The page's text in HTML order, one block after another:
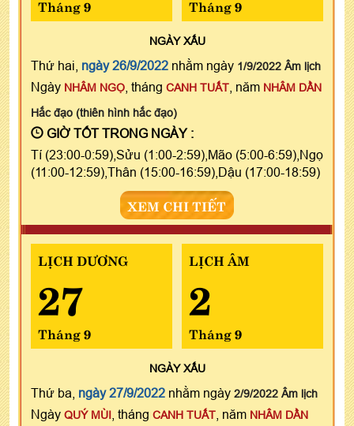
Tháng 9 Tháng 9
NGÀYXẤU
Thứ hai, ngày 26/9/2022 nhằm ngày 1/9/2022 Âm lịch
Ngày NHÂM NGỌ , tháng CANH TUẤT , năm NHÂM DẦN
Hắc đạo (thiên hình hắc đạo)
GIỜ TỐT TRONG NGÀY :
Tí (23:00-0:59),Sửu (1:00-2:59),Mão (5:00-6:59),Ngọ
(11:00-12:59),Thân (15:00-16:59),Dậu (17:00-18:59)
XEM CHI TIẾT
LỊCH DƯƠNG
27
Tháng 9
LỊCH ÂM
2
Tháng 9
NGÀYXẤU
Thứ ba, ngày 27/9/2022 nhằm ngày 2/9/2022 Âm lịch
Ngày QUÝ MÙI , tháng CANH TUẤT , năm NHÂM DẦN